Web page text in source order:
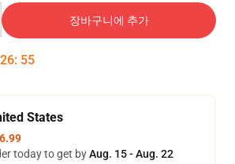
장바구니에 추가
26: 54
States
today to get byAug. 15 - Aug. 22